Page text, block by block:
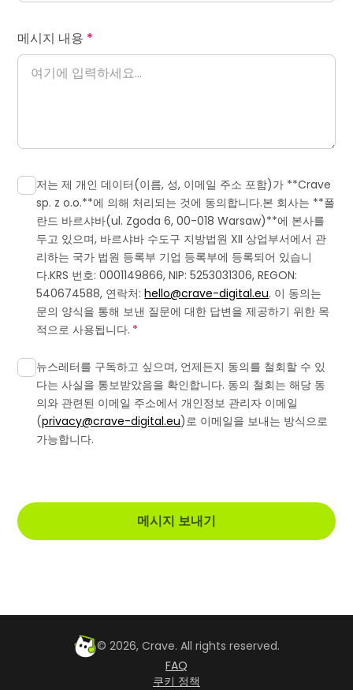
연락처
메시지 내용 *
저는 제 개인 데이터(이름, 성, 이메일 주소 포함)가 **Crave
sp. z o.o.**에 의해 처리되는 것에 동의합니다.본 회사는 **폴
란드 바르샤바(ul. Zgoda 6, 00-018 Warsaw)**에 본사를
두고 있으며, 바르샤바 수도구 지방법원 XII 상업부서에서 관
리하는 국가 법원 등록부 기업 등록부에 등록되어 있습니
다.KRS 번호: 0001149866, NIP: 5253031306, REGON:
540674588, 연락처:hello@crave-digital.eu. 이 동의는
문의 양식을 통해 보낸 질문에 대한 답변을 제공하기 위한 목
적으로 사용됩니다. *
뉴스레터를 구독하고 싶으며, 언제든지 동의를 철회할 수 있
다는 사실을 통보받았음을 확인합니다. 동의 철회는 해당 동
의와 관련된 이메일 주소에서 개인정보 관리자 이메일
(privacy@crave-digital.eu)로 이메일을 보내는 방식으로
가능합니다.
© 2026, Crave. All rights reserved.
FAQ
쿠키 정책